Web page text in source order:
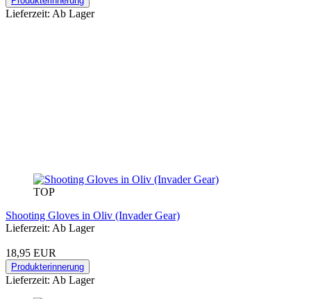
Lieferzeit: Ab Lager
TOP
Shooting Gloves in Oliv (Invader Gear)
Lieferzeit: Ab Lager
18,95 EUR
Produkterinnerung
Lieferzeit: Ab Lager